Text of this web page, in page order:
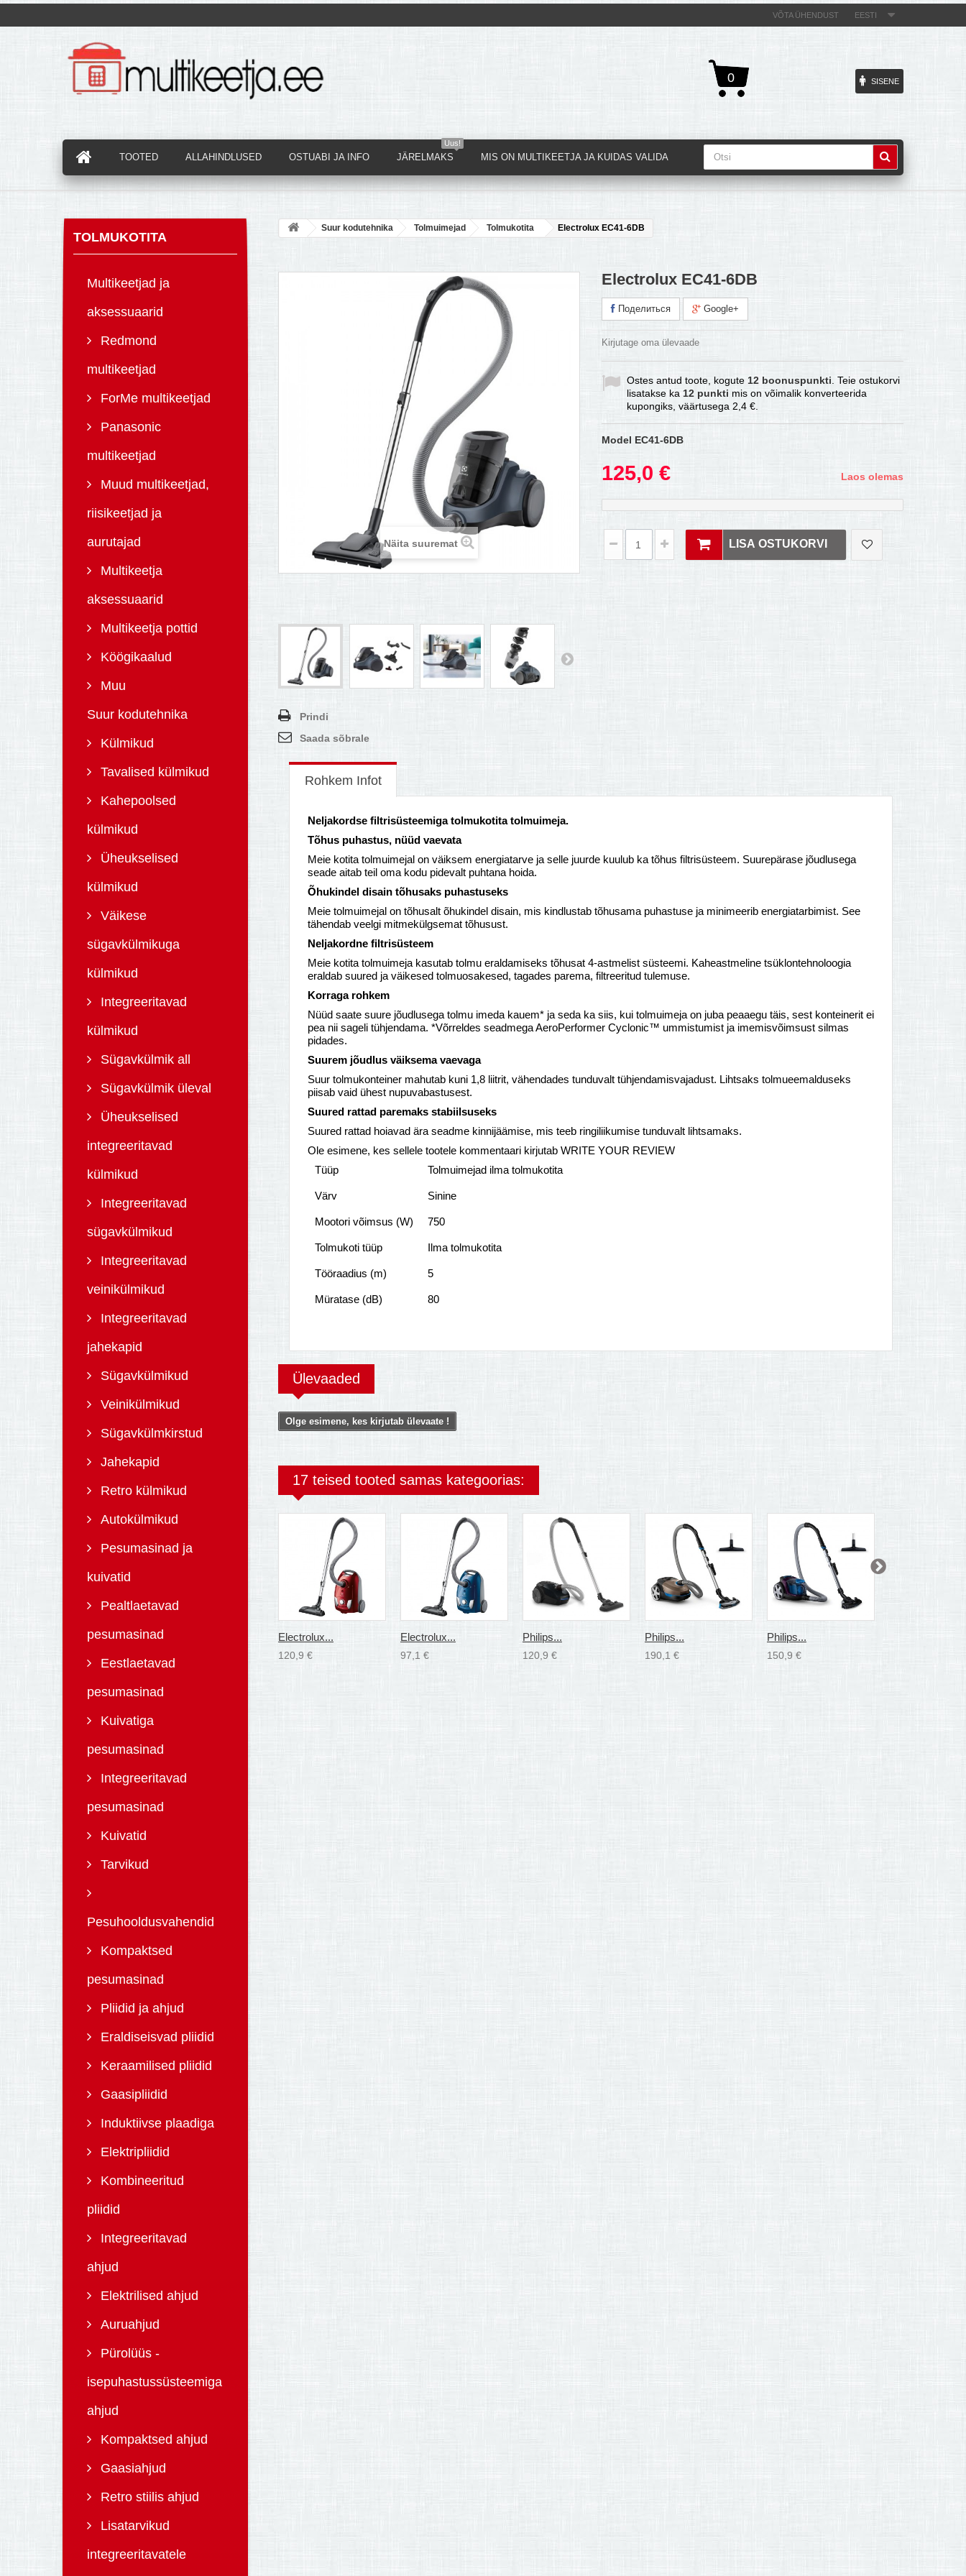
EESTI
VÕTA ÜHENDUST
0 SISENE
TOOTED ALLAHINDLUSED OSTUABI JA INFO
Uus!
JÄRELMAKS MIS ON MULTIKEETJA JA KUIDAS VALIDA
TOLMUKOTITA
Multikeetjad ja
aksessuaarid
Redmond
multikeetjad
ForMe multikeetjad
Panasonic
multikeetjad
Muud multikeetjad,
riisikeetjad ja
aurutajad
Multikeetja
aksessuaarid
Multikeetja pottid
Köögikaalud
Muu
Suur kodutehnika
Külmikud
Tavalised külmikud
Kahepoolsed
külmikud
Üheukselised
külmikud
Väikese
sügavkülmikuga
külmikud
Integreeritavad
külmikud
Sügavkülmik all
Sügavkülmik üleval
Üheukselised
integreeritavad
külmikud
Integreeritavad
sügavkülmikud
Integreeritavad
veinikülmikud
Integreeritavad
jahekapid
Sügavkülmikud
Veinikülmikud
Sügavkülmkirstud
Jahekapid
Retro külmikud
Autokülmikud
Pesumasinad ja
kuivatid
Pealtlaetavad
pesumasinad
Eestlaetavad
pesumasinad
Kuivatiga
pesumasinad
Integreeritavad
pesumasinad
Kuivatid
Tarvikud
Pesuhooldusvahendid
Kompaktsed
pesumasinad
Pliidid ja ahjud
Eraldiseisvad pliidid
Keraamilised pliidid
Gaasipliidid
Induktiivse plaadiga
Elektripliidid
Kombineeritud
pliidid
Integreeritavad
ahjud
Elektrilised ahjud
Auruahjud
Pürolüüs -
isepuhastussüsteemiga
ahjud
Kompaktsed ahjud
Gaasiahjud
Retro stiilis ahjud
Lisatarvikud
integreeritavatele
Suur kodutehnika Tolmuimejad Tolmukotita Electrolux EC41-6DB
Näita suuremat
Prindi
Saada sõbrale
Electrolux EC41-6DB
Поделиться Google+
Kirjutage oma ülevaade
Ostes antud toote, kogute 12 boonuspunkti . Teie ostukorvi
lisatakse ka 12 punkti mis on võimalik konverteerida
kupongiks, väärtusega 2,4 €
Model EC41-6DB
125,0 € Laos olemas
LISA OSTUKORVI
Rohkem Infot
Neljakordse filtrisüsteemiga tolmukotita tolmuimeja.
Tõhus puhastus, nüüd vaevata
Meie kotita tolmuimejal on väiksem energiatarve ja selle juurde kuulub ka tõhus filtrisüsteem. Suurepärase jõudlusega
seade aitab teil oma kodu pidevalt puhtana hoida.
Õhukindel disain tõhusaks puhastuseks
Meie tolmuimejal on tõhusalt õhukindel disain, mis kindlustab tõhusama puhastuse ja minimeerib energiatarbimist. See
tähendab veelgi mitmekülgsemat tõhusust.
Neljakordne filtrisüsteem
Meie kotita tolmuimeja kasutab tolmu eraldamiseks tõhusat 4-astmelist süsteemi. Kaheastmeline tsüklontehnoloogia
eraldab suured ja väikesed tolmuosakesed, tagades parema, filtreeritud tulemuse.
Korraga rohkem
Nüüd saate suure jõudlusega tolmu imeda kauem* ja seda ka siis, kui tolmuimeja on juba peaaegu täis, sest konteinerit ei
pea nii sageli tühjendama. *Võrreldes seadmega AeroPerformer Cyclonic™ ummistumist ja imemisvõimsust silmas
pidades.
Suurem jõudlus väiksema vaevaga
Suur tolmukonteiner mahutab kuni 1,8 liitrit, vähendades tunduvalt tühjendamisvajadust. Lihtsaks tolmueemalduseks
piisab vaid ühest nupuvabastusest.
Suured rattad paremaks stabiilsuseks
Suured rattad hoiavad ära seadme kinnijäämise, mis teeb ringiliikumise tunduvalt lihtsamaks.
Ole esimene, kes sellele tootele kommentaari kirjutab WRITE YOUR REVIEW
Tüüp
Tolmuimejad ilma tolmukotita
Värv Sinine
Mootori võimsus (W) 750
Tolmukoti tüüp Ilma tolmukotita
Tööraadius (m) 5
Müratase (dB) 80
Ülevaaded
Olge esimene, kes kirjutab ülevaate !
17 teised tooted samas kategoorias:
Electrolux...
120,9 €
Electrolux...
97,1 €
Philips...
120,9 €
Philips...
190,1 €
Philips...
150,9 €